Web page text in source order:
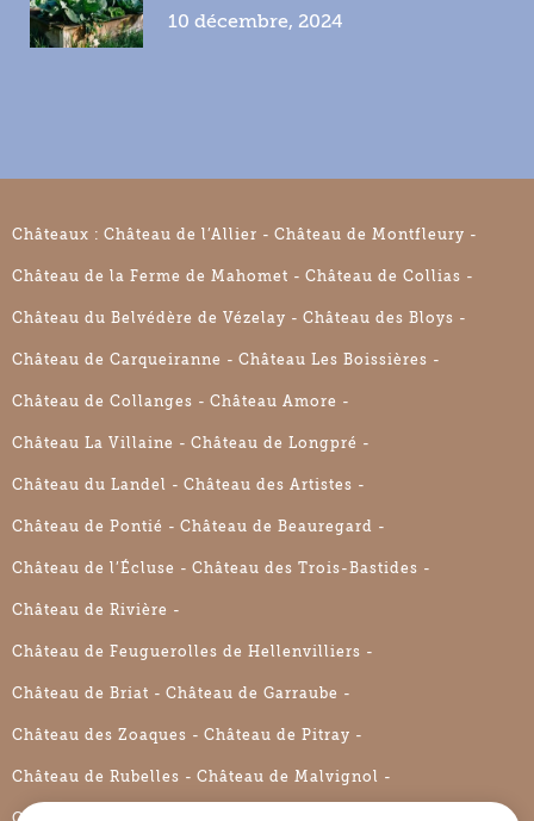
10 décembre, 2024
Châteaux : Château de l’Allier Château de Montfleury
Château de la Ferme de Mahomet Château de Collias
Château du Belvédère de Vézelay Château des Bloys
Château de Carqueiranne Château Les Boissières
Château de Collanges Château Amore
Château La Villaine Château de Longpré
Château du Landel Château des Artistes
Château de Pontié Château de Beauregard
Château de l’Écluse Château des Trois-Bastides
Château de Rivière
Château de Feuguerolles de Hellenvilliers
Château de Briat Château de Garraube
Château des Zoaques Château de Pitray
Château de Rubelles Château de Malvignol